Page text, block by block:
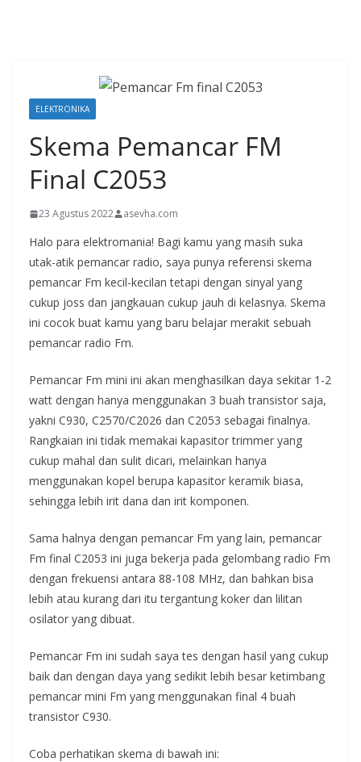
ELEKTRONIKA
Skema Pemancar FM
Final C2053
23 Agustus 2022 asevha.com
Halo para elektromania! Bagi kamu yang masih suka
utak-atik pemancar radio, saya punya referensi skema
pemancar Fm kecil-kecilan tetapi dengan sinyal yang
cukup joss dan jangkauan cukup jauh di kelasnya. Skema
ini cocok buat kamu yang baru belajar merakit sebuah
pemancar radio Fm.
Pemancar Fm mini ini akan menghasilkan daya sekitar 1-2
watt dengan hanya menggunakan 3 buah transistor saja,
yakni C930, C2570/C2026 dan C2053 sebagai finalnya.
Rangkaian ini tidak memakai kapasitor trimmer yang
cukup mahal dan sulit dicari, melainkan hanya
menggunakan kopel berupa kapasitor keramik biasa,
sehingga lebih irit dana dan irit komponen.
Sama halnya dengan pemancar Fm yang lain, pemancar
Fm final C2053 ini juga bekerja pada gelombang radio Fm
dengan frekuensi antara 88-108 MHz, dan bahkan bisa
lebih atau kurang dari itu tergantung koker dan lilitan
osilator yang dibuat.
Pemancar Fm ini sudah saya tes dengan hasil yang cukup
baik dan dengan daya yang sedikit lebih besar ketimbang
pemancar mini Fm yang menggunakan final 4 buah
transistor C930.
Coba perhatikan skema di bawah ini: